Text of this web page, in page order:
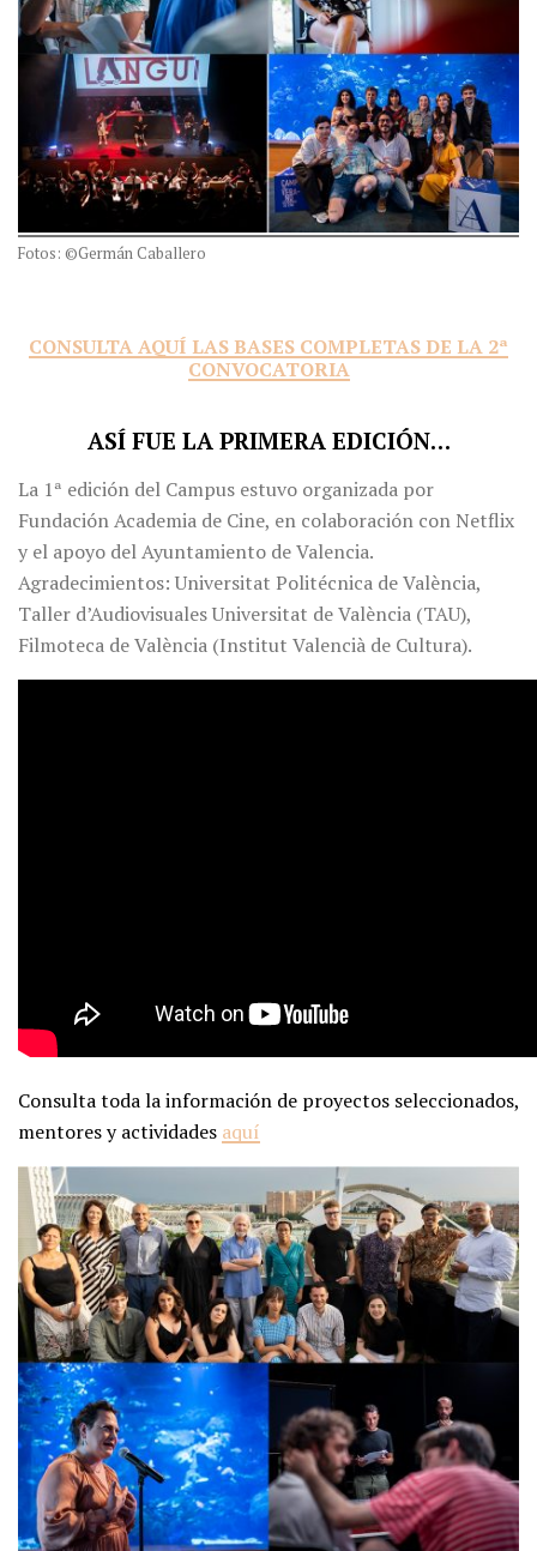
Fotos: ©Germán Caballero
CONSULTA AQUÍ LAS BASES COMPLETAS DE LA 2ª
CONVOCATORIA
ASÍ FUE LA PRIMERA EDICIÓN…
La 1ª edición del Campus estuvo organizada por
Fundación Academia de Cine, en colaboración con Netflix
y el apoyo del Ayuntamiento de Valencia.
Agradecimientos: Universitat Politécnica de València,
Taller d’Audiovisuales Universitat de València (TAU),
Filmoteca de València (Institut Valencià de Cultura).
Consulta toda la información de proyectos seleccionados,
mentores y actividades aquí